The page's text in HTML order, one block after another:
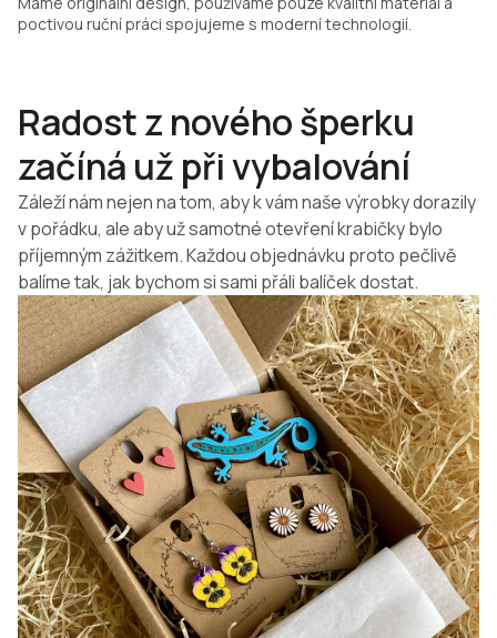
poctivou ruční práci spojujeme s moderní technologií.
Radost z nového šperku
začíná už při vybalování
Záleží nám nejen na tom, aby k vám naše výrobky dorazily
v pořádku, ale aby už samotné otevření krabičky bylo
příjemným zážitkem. Každou objednávku proto pečlivě
balíme tak, jak bychom si sami přáli balíček dostat.